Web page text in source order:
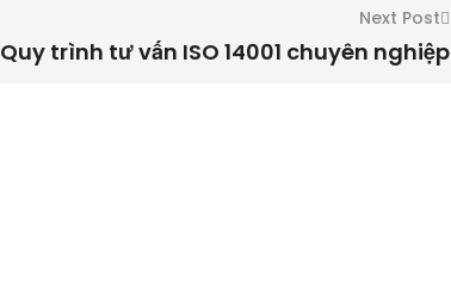
Next Post
Quy trình tư vấn ISO 14001 chuyên nghiệp